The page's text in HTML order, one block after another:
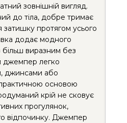
зовнішній вигляд.
до тіла, добре тримає
затишку протягом усього
додає модного
виразним без
джемпер легко
джинсами або
основою
крій не сковує
прогулянок,
відпочинку. Джемпер